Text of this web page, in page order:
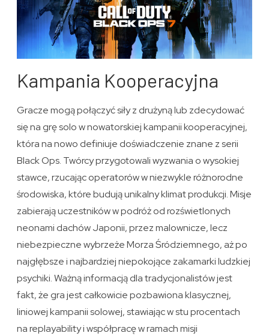
Kampania Kooperacyjna
Gracze mogą połączyć siły z drużyną lub zdecydować
się na grę solo w nowatorskiej kampanii kooperacyjnej,
która na nowo definiuje doświadczenie znane z serii
Black Ops. Twórcy przygotowali wyzwania o wysokiej
stawce, rzucając operatorów w niezwykle różnorodne
środowiska, które budują unikalny klimat produkcji. Misje
zabierają uczestników w podróż od rozświetlonych
neonami dachów Japonii, przez malownicze, lecz
niebezpieczne wybrzeże Morza Śródziemnego, aż po
najgłębsze i najbardziej niepokojące zakamarki ludzkiej
psychiki. Ważną informacją dla tradycjonalistów jest
fakt, że gra jest całkowicie pozbawiona klasycznej,
liniowej kampanii solowej, stawiając w stu procentach
na replayability i współpracę w ramach misji